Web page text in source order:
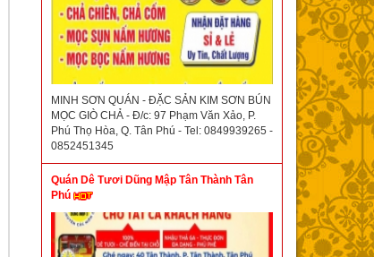
MINH SƠN QUÁN - ĐẶC SẢN KIM SƠN BÚN
MỌC GIÒ CHẢ - Đ/c: 97 Phạm Văn Xảo, P.
Phú Thọ Hòa, Q. Tân Phú - Tel: 0849939265 -
0852451345
Quán Dê Tươi Dũng Mập Tân Thành Tân
Phú